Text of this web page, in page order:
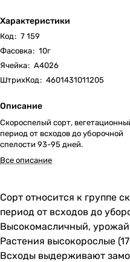
Характеристики
Код: 7 159
Фасовка: 10г
Ячейка: А4026
ШтрихКод: 4601431011205
Описание
Скороспелый сорт,
период от всходов до уборочной
спелости 93-95 дней.
Все описание
Сорт относится к группе
период от всходов до
Высокомасличный,
Растения высокорослые
Всходы выдерживают